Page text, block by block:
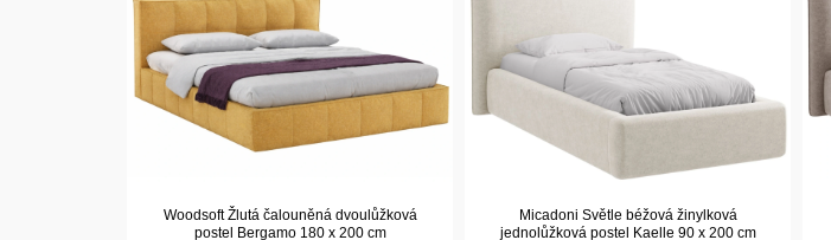
Woodsoft Žlutá čalouněná dvoulůžková
postel Bergamo 180 x 200 cm
Micadoni Světle béžová žinylková
jednolůžková postel Kaelle 90 x 200 cm